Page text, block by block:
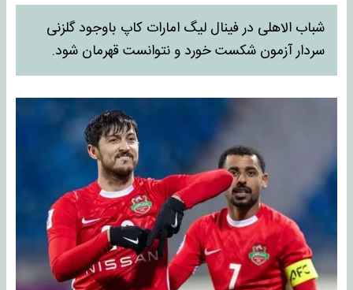
شباب الاهلی در فینال لیگ امارات کاپ باوجود گلزنی
سردار آزمون شکست خورد و نتوانست قهرمان شود.